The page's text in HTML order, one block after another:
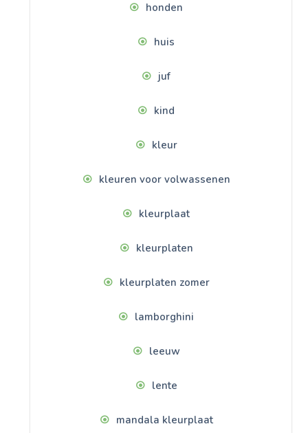
honden
huis
juf
kind
kleur
kleuren voor volwassenen
kleurplaat
kleurplaten
kleurplaten zomer
lamborghini
leeuw
lente
mandala kleurplaat